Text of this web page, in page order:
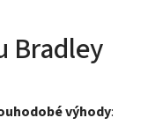
Bradley
výhody: